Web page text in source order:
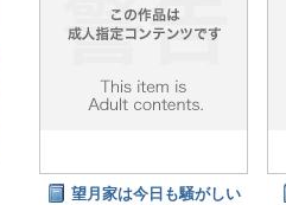
望月家は今日も騒がしい